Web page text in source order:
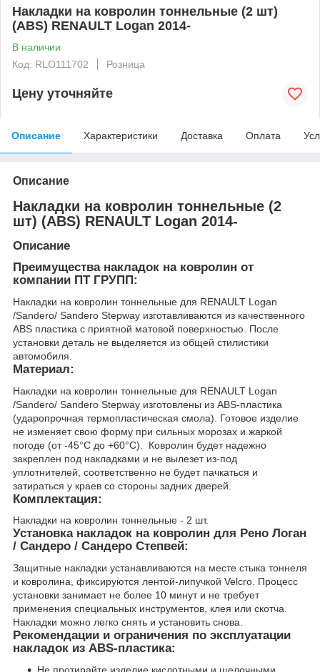
Накладки на ковролин тоннельные (2 шт)
(ABS) RENAULT Logan 2014-
В наличии
Код: RLO111702
Розница
Цену уточняйте
Описание Характеристики Доставка Оплата
Описание
Накладки на ковролин тоннельные (2
шт) (ABS) RENAULT Logan 2014-
Описание
Преимущества накладок на ковролин от
компании ПТ ГРУПП:
Накладки на ковролин тоннельные для RENAULT Logan
/Sandero/ Sandero Stepway изготавливаются из качественного
ABS пластика с приятной матовой поверхностью. После
установки деталь не выделяется из общей стилистики
автомобиля.
Материал:
Накладки на ковролин тоннельные для RENAULT Logan
/Sandero/ Sandero Stepway изготовлены из ABS-пластика
(ударопрочная термопластическая смола). Готовое изделие
не изменяет свою форму при сильных морозах и жаркой
погоде (от -45°C до +60°C). Ковролин будет надежно
закреплен под накладками и не вылезет из-под
уплотнителей, соответственно не будет пачкаться и
затираться у краев со стороны задних дверей.
Комплектация:
Накладки на ковролин тоннельные - 2 шт.
Установка накладок на ковролин для Рено Логан
/ Сандеро / Сандеро Степвей:
Защитные накладки устанавливаются на месте стыка тоннеля
и ковролина, фиксируются лентой-липучкой Velcro. Процесс
установки занимает не более 10 минут и не требует
применения специальных инструментов, клея или скотча.
Накладки можно легко снять и установить снова.
Рекомендации и ограничения по эксплуатации
накладок из ABS-пластика: